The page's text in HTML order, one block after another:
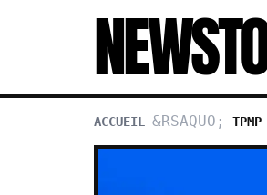
ACCUEIL TPMP